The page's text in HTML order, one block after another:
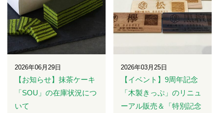
2026年06月29日
【お知らせ】抹茶ケーキ
「SOU」の在庫状況につ
いて
2026年03月25日
【イベント】9周年記念
「木製きっぷ」のリニュ
ーアル販売＆「特別記念